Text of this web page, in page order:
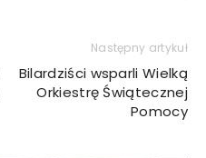
Następny artykuł
Bilardziści wsparli Wielką
Orkiestrę Świątecznej
Pomocy